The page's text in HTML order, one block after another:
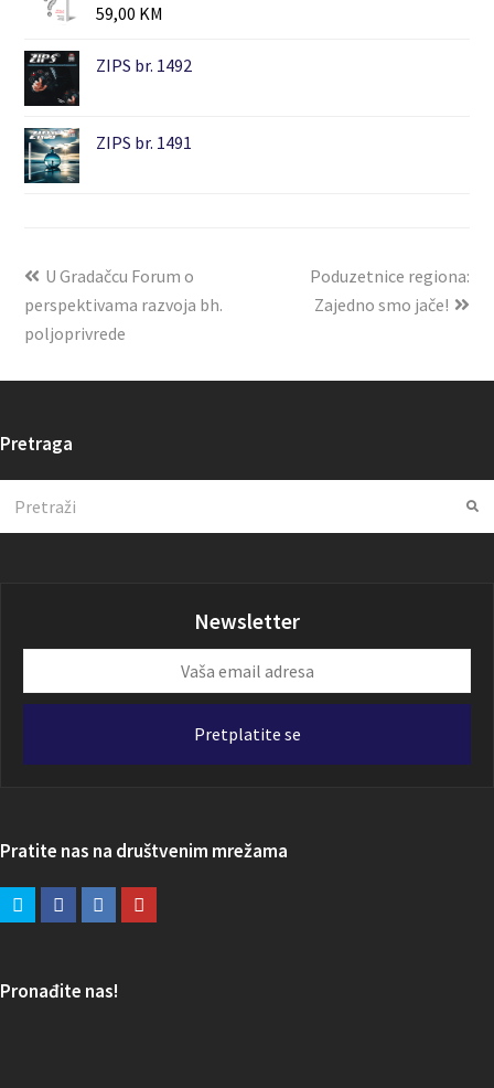
59,00 KM
ZIPS br. 1492
ZIPS br. 1491
U Gradačcu Forum o
perspektivama razvoja bh.
poljoprivrede
Poduzetnice regiona:
Zajedno smo jače!
Pretraga
Newsletter
email
Pretplatite se
Pratite nas na društvenim mrežama
Pronađite nas!